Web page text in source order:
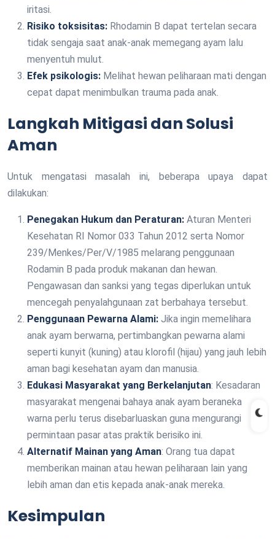
iritasi.
Risiko toksisitas: Rhodamin B dapat tertelan secara
tidak sengaja saat anak-anak memegang ayam lalu
menyentuh mulut.
Efek psikologis: Melihat hewan peliharaan mati dengan
cepat dapat menimbulkan trauma pada anak.
Langkah Mitigasi dan Solusi
Aman
Untuk mengatasi masalah ini, beberapa upaya dapat
dilakukan:
Penegakan Hukum dan Peraturan: Aturan Menteri
Kesehatan RI Nomor 033 Tahun 2012 serta Nomor
239/Menkes/Per/V/1985 melarang penggunaan
Rodamin B pada produk makanan dan hewan.
Pengawasan dan sanksi yang tegas diperlukan untuk
mencegah penyalahgunaan zat berbahaya tersebut.
Penggunaan Pewarna Alami: Jika ingin memelihara
anak ayam berwarna, pertimbangkan pewarna alami
seperti kunyit (kuning) atau klorofil (hijau) yang jauh lebih
aman bagi kesehatan ayam dan manusia.
Edukasi Masyarakat yang Berkelanjutan: Kesadaran
masyarakat mengenai bahaya anak ayam beraneka
warna perlu terus disebarluaskan guna mengurangi
permintaan pasar atas praktik berisiko ini.
Alternatif Mainan yang Aman: Orang tua dapat
memberikan mainan atau hewan peliharaan lain yang
lebih aman dan etis kepada anak-anak mereka.
Kesimpulan